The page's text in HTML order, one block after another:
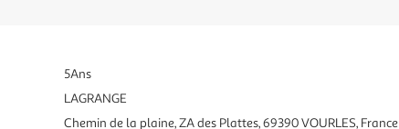
5Ans
LAGRANGE
Chemin de la plaine, ZA des Plattes, 69390 VOURLES, France